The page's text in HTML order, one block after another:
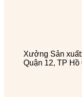
Xưởng Sản
Quận 12, TP Hồ